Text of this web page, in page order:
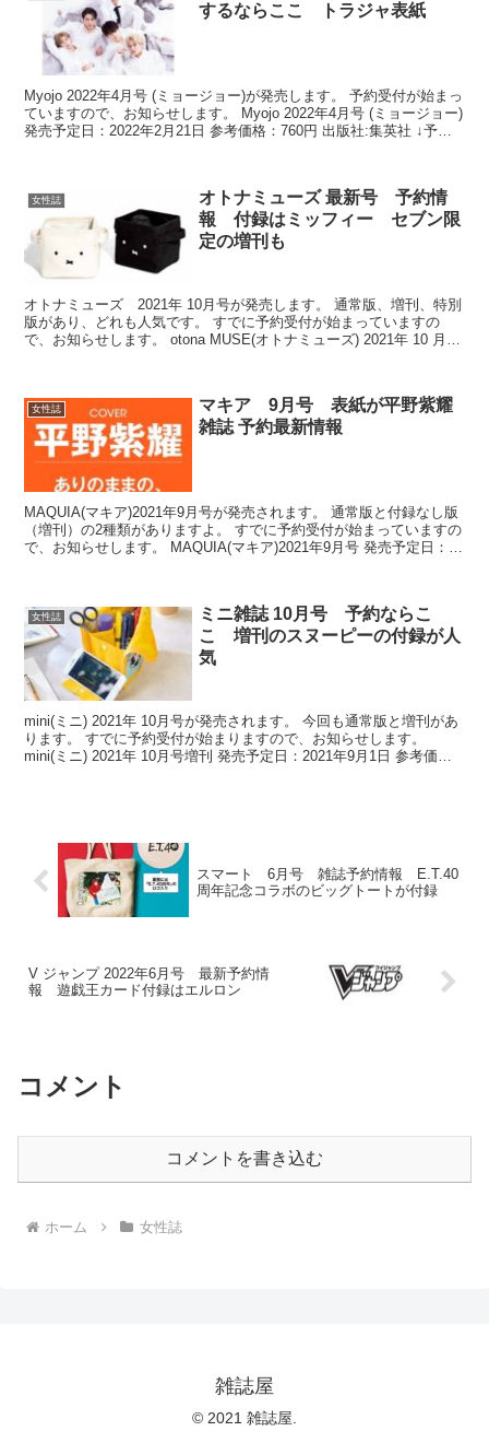
するならここ トラジャ表紙
Myojo 2022年4月号 (ミョージョー)が発売します。 予約受付が始まっ
ていますので、お知らせします。 Myojo 2022年4月号 (ミョージョー)
発売予定日：2022年2月21日 参考価格：760円 出版社:集英社 ↓予約
女性誌
オトナミューズ 最新号 予約情
報 付録はミッフィー セブン限
定の増刊も
オトナミューズ 2021年 10月号が発売します。 通常版、増刊、特別
版があり、どれも人気です。 すでに予約受付が始まっていますの
で、お知らせします。 otona MUSE(オトナミューズ) 2021年 10 月号
女性誌
マキア 9月号 表紙が平野紫耀
雑誌 予約最新情報
MAQUIA(マキア)2021年9月号が発売されます。 通常版と付録なし版
（増刊）の2種類がありますよ。 すでに予約受付が始まっていますの
で、お知らせします。 MAQUIA(マキア)2021年9月号 発売予定日：
女性誌
ミニ雑誌 10月号 予約ならこ
こ 増刊のスヌーピーの付録が人
気
mini(ミニ) 2021年 10月号が発売されます。 今回も通常版と増刊があ
ります。 すでに予約受付が始まりますので、お知らせします。
mini(ミニ) 2021年 10月号増刊 発売予定日：2021年9月1日 参考価
スマート 6月号 雑誌予約情報 E.T.40
周年記念コラボのビッグトートが付録
V ジャンプ 2022年6月号 最新予約情
報 遊戯王カード付録はエルロン
コメント
コメントを書き込む
ホーム 女性誌
雑誌屋
© 2021 雑誌屋.